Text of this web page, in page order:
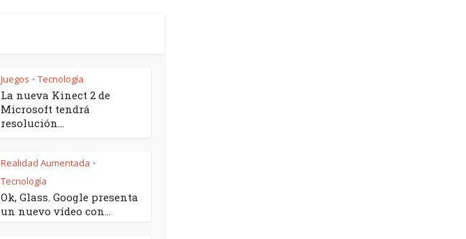
Juegos • Tecnología
La nueva Kinect 2 de
Microsoft tendrá
resolución...
Realidad Aumentada •
Tecnología
Ok, Glass. Google presenta
un nuevo vídeo con...